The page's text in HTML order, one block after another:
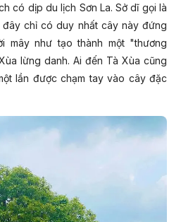
có dịp du lịch Sơn La. Sở dĩ gọi là
chỉ có duy nhất cây này đứng
mây như tạo thành một "thương
lừng danh. Ai đến Tà Xùa cũng
lần được chạm tay vào cây đặc